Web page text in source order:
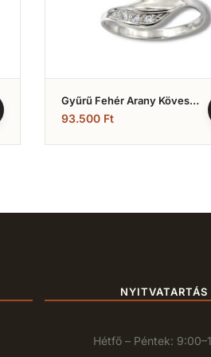
Gyűrű Fehér Arany Köves
(Nr.27)
93.500 Ft
NYITVATARTÁS
Hétfő – Péntek: